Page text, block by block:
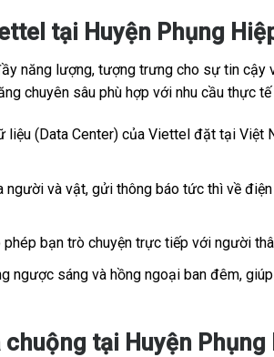
tại Huyện Phụng
năng lượng, tượng trưng cho sự tin cậy
chuyên sâu phù hợp với nhu cầu thực
(Data Center) của Viettel đặt tại Việt
và vật, gửi thông báo tức thì về
bạn trò chuyện trực tiếp với người
ngược sáng và hồng ngoại ban đêm,
tại Huyện Phụng